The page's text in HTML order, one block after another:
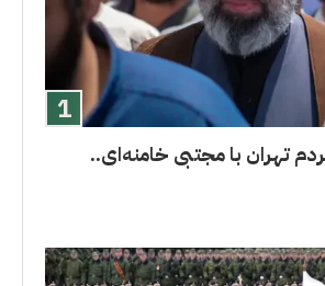
تهران با مجتبی خامنه‌ای..